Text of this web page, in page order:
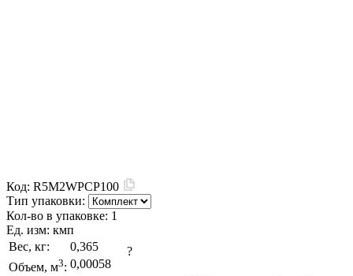
Код: R5M2WPCP100
Тип упаковки:
Кол-во в упаковке: 1
Ед. изм: кмп
Вес, кг:
0,365
Объем, м3: 0,00058
?